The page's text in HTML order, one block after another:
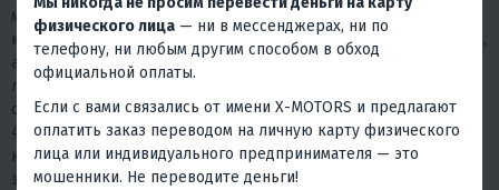
мотора от попадания воды и предотвращают чрезмерную
коррозию. Впускной трубопровод из композитных материалов,
армированных полиамидным волокном, позволил снизить вес
лодочного мотора и одновременно увеличить пропускную
способность коллектора.
4-тактные подвесные лодочные моторы с системой EFI
компании Mercury с легким запуском, плавным ускорением,
эффективной экономией топлива и бесшумной работой
физического лица — ни в мессенджерах, ни по
телефону, ни любым другим способом в обход
официальной оплаты.
Если с вами связались от имени X-MOTORS и предлагают
оплатить заказ переводом на личную карту физического
лица или индивидуального предпринимателя — это
мошенники. Не переводите деньги!